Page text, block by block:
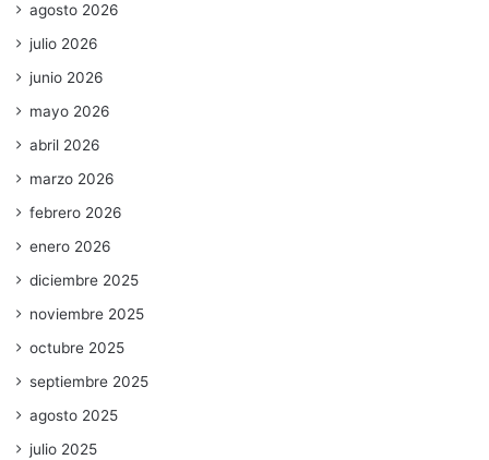
agosto 2026
julio 2026
junio 2026
mayo 2026
abril 2026
marzo 2026
febrero 2026
enero 2026
diciembre 2025
noviembre 2025
octubre 2025
septiembre 2025
agosto 2025
julio 2025